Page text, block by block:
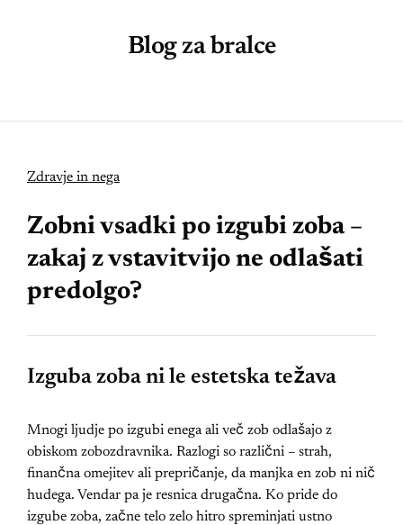
Blog za bralce
Zdravje in nega
Zobni vsadki po izgubi zoba –
zakaj z vstavitvijo ne odlašati
predolgo?
Izguba zoba ni le estetska težava
Mnogi ljudje po izgubi enega ali več zob odlašajo z
obiskom zobozdravnika. Razlogi so različni – strah,
finančna omejitev ali prepričanje, da manjka en zob ni nič
hudega. Vendar pa je resnica drugačna. Ko pride do
izgube zoba, začne telo zelo hitro spreminjati ustno